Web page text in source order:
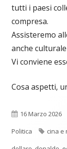
tutti i paesi
compresa.
Assisteremo
anche
Vi conviene
Cosa aspetti,
Pubblicato
16 Marzo 2026
Politica
Tag
cina e